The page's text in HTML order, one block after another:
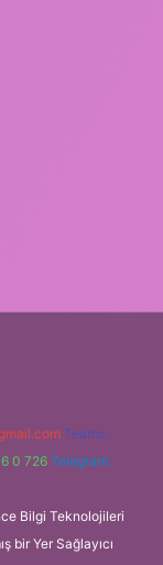
Teams:
0 726 Telegram:
Bilgi Teknolojileri
bir Yer Sağlayıcı